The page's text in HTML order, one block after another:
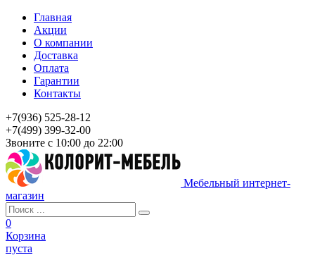
Главная
Акции
О компании
Доставка
Оплата
Гарантии
Контакты
+7(936) 525-28-12
+7(499) 399-32-00
Звоните с 10:00 до 22:00
Мебельный интернет-
магазин
0
Корзина
пуста